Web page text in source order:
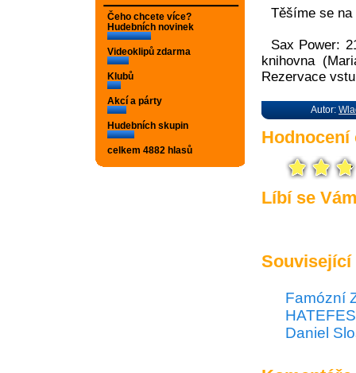
Čeho chcete více?
Hudebních novinek
Videoklipů zdarma
Klubů
Akcí a párty
Hudebních skupin
celkem 4882 hlasů
Těšíme se na
Sax Power:
knihovna
Rezervace
Autor:
Hodnocení
Líbí se
Související
Famózní
Daniel